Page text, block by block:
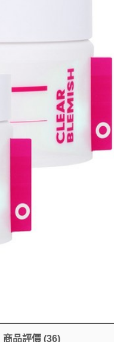
商品評價 (36)